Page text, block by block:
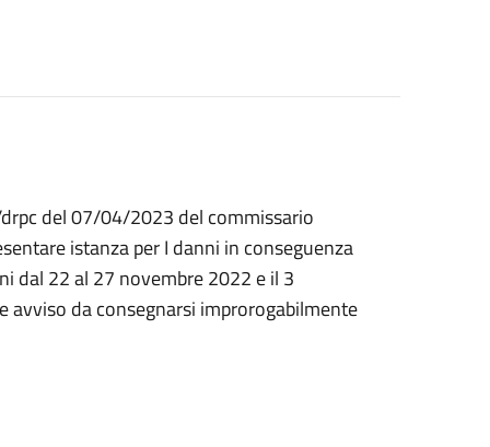
del 07/04/2023 del commissario
istanza per I danni in conseguenza
dal 22 al 27 novembre 2022 e il 3
avviso da consegnarsi improrogabilmente